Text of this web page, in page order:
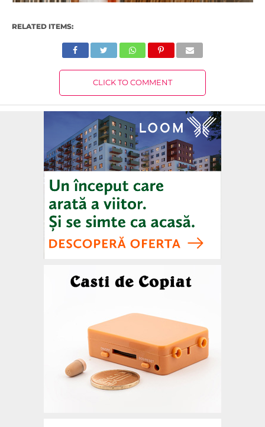
RELATED ITEMS:
CLICK TO COMMENT